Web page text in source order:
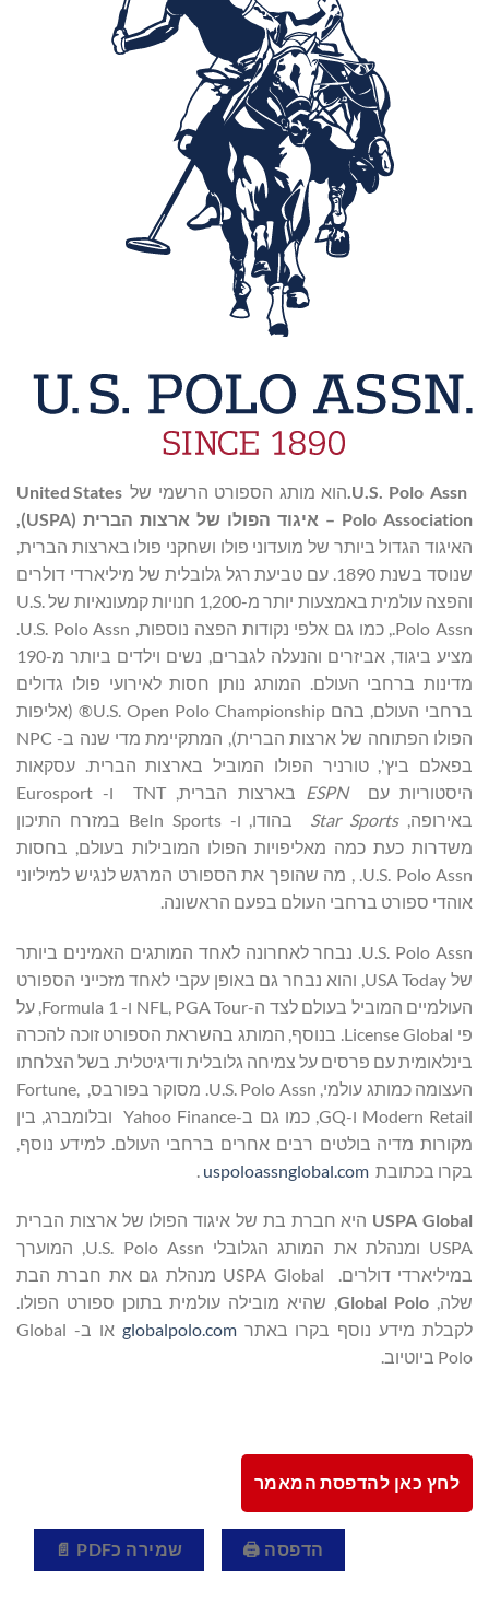
U.S. Polo Assn. הוא מותג הספורט הרשמי של United States
Polo Association – איגוד הפולו של ארצות הברית (USPA
),
האיגוד הגדול ביותר של מועדוני פולו ושחקני פולו בארצות הברית,
שנוסד בשנת 1890. עם טביעת רגל גלובלית של מיליארדי דולרים
והפצה עולמית באמצעות יותר מ-1,200 חנויות קמעונאיות של U.S.
מציע ביגוד, אביזרים והנעלה לגברים, נשים וילדים ביותר מ-190
מדינות ברחבי העולם. המותג נותן חסות לאירועי פולו גדולים
ברחבי העולם, בהם U.S. Open Polo Championship® (אליפות
הפולו הפתוחה של ארצות הברית), המתקיימת מדי שנה ב- NPC
בפאלם ביץ', טורניר הפולו המוביל בארצות הברית. עסקאות
היסטוריות עםESPN
בארצות הברית, TNT ו- Eurosport
באירופה,Star Sports
בהודו, ו- BeIn Sports במזרח התיכון
משדרות כעת כמה מאליפויות הפולו המובילות בעולם, בחסות
U.S. Polo Assn. , מה שהופך את הספורט המרגש לנגיש למיליוני
אוהדי ספורט ברחבי העולם בפעם הראשונה.
U.S. Polo Assn. נבחר לאחרונה לאחד המותגים האמינים ביותר
של USA Today, והוא נבחר גם באופן עקבי לאחד מזכייני הספורט
העולמיים המוביל בעולם לצד ה-NFL, PGA Tour ו- Formula 1, על
פי License Global. בנוסף, המותג בהשראת הספורט זוכה להכרה
בינלאומית עם פרסים על צמיחה גלובלית ודיגיטלית. בשל הצלחתו
העצומה כמותג עולמי, U.S. Polo Assn. מסוקר בפורבס, Fortune,
Modern Retail ו-GQ, כמו גם ב-Yahoo Finance ובלומברג, בין
מקורות מדיה בולטים רבים אחרים ברחבי העולם. למידע נוסף,
בקרו בכתובת uspoloassnglobal.com
USPA Global היא חברת בת של איגוד הפולו של ארצות הברית
USPA ומנהלת את המותג הגלובלי U.S. Polo Assn, המוערך
במיליארדי דולרים. USPA Global מנהלת גם את חברת הבת
שלה, Global Polo, שהיא מובילה עולמית בתוכן ספורט הפולו.
לקבלת מידע נוסף בקרו באתרglobalpolo.com
או ב- Global
Polo ביוטיוב.
לחץ כאן להדפסת המאמר
הדפסה 🖨 שמירה כPDF 📄